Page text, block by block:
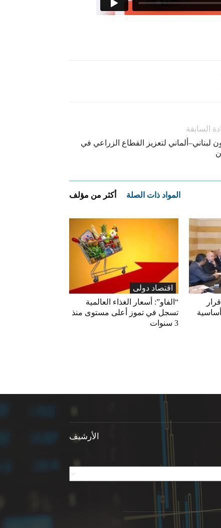
السابقة
لبناني–ألماني لتعزيز القطاع الزراعي في
المواد ذات الصلة أكثر من مؤلف
اقتصاد دولی
“الفاو”: أسعار الغذاء العالمية
تسجل في تموز أعلى مستوى منذ
3 سنوات
الأرشيف